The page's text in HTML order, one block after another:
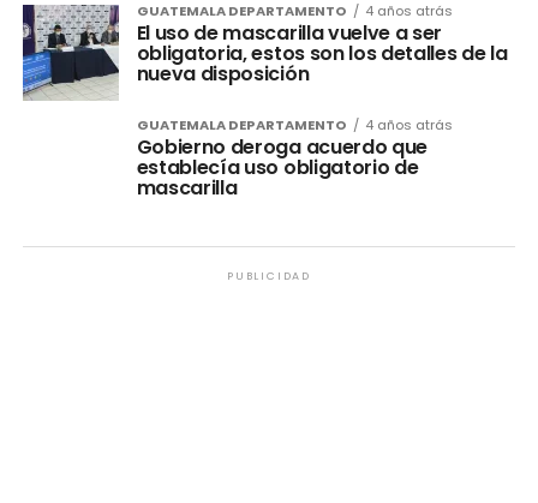
GUATEMALA DEPARTAMENTO 4 años atrás
El uso de mascarilla vuelve a ser
obligatoria, estos son los detalles de la
nueva disposición
GUATEMALA DEPARTAMENTO 4 años atrás
Gobierno deroga acuerdo que
establecía uso obligatorio de
mascarilla
PUBLICIDAD